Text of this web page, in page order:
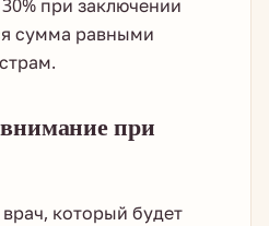
при заключении
сумма равными
при
который будет